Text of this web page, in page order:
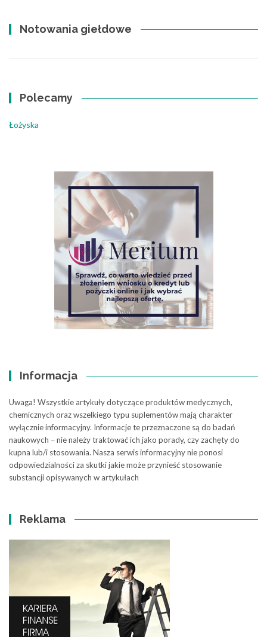
Notowania giełdowe
Polecamy
Łożyska
Informacja
Uwaga! Wszystkie artykuły dotyczące produktów medycznych,
chemicznych oraz wszelkiego typu suplementów mają charakter
wyłącznie informacyjny. Informacje te przeznaczone są do badań
naukowych – nie należy traktować ich jako porady, czy zachęty do
kupna lub/i stosowania. Nasza serwis informacyjny nie ponosi
odpowiedzialności za skutki jakie może przynieść stosowanie
substancji opisywanych w artykułach
Reklama